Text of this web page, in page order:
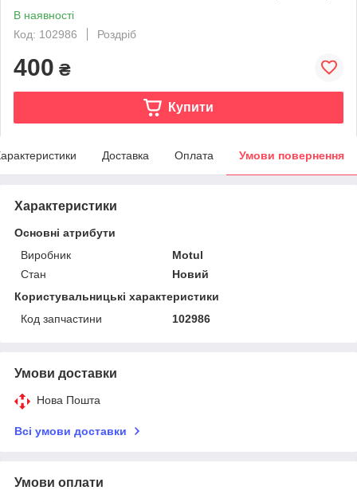
В наявності
Код: 102986
Роздріб
400 ₴
Купити
Доставка Оплата Умови повернення
Характеристики
Основні атрибути
Виробник
Motul
Стан
Новий
Користувальницькі характеристики
Код запчастини
102986
Умови доставки
Нова Пошта
Всі умови доставки
Умови оплати